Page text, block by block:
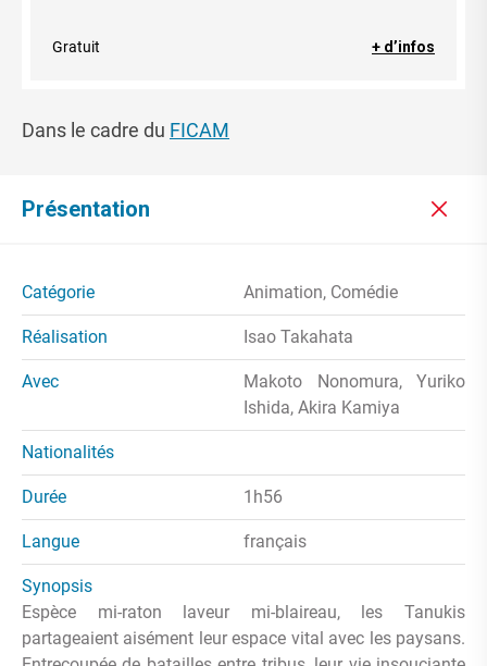
Gratuit + d’infos
Dans le cadre du FICAM
Présentation
Catégorie Animation, Comédie
Réalisation Isao Takahata
Avec
Makoto Nonomura, Yuriko
Ishida, Akira Kamiya
Nationalités
Durée 1h56
Langue français
Synopsis
Espèce mi-raton laveur mi-blaireau, les Tanukis
partageaient aisément leur espace vital avec les paysans.